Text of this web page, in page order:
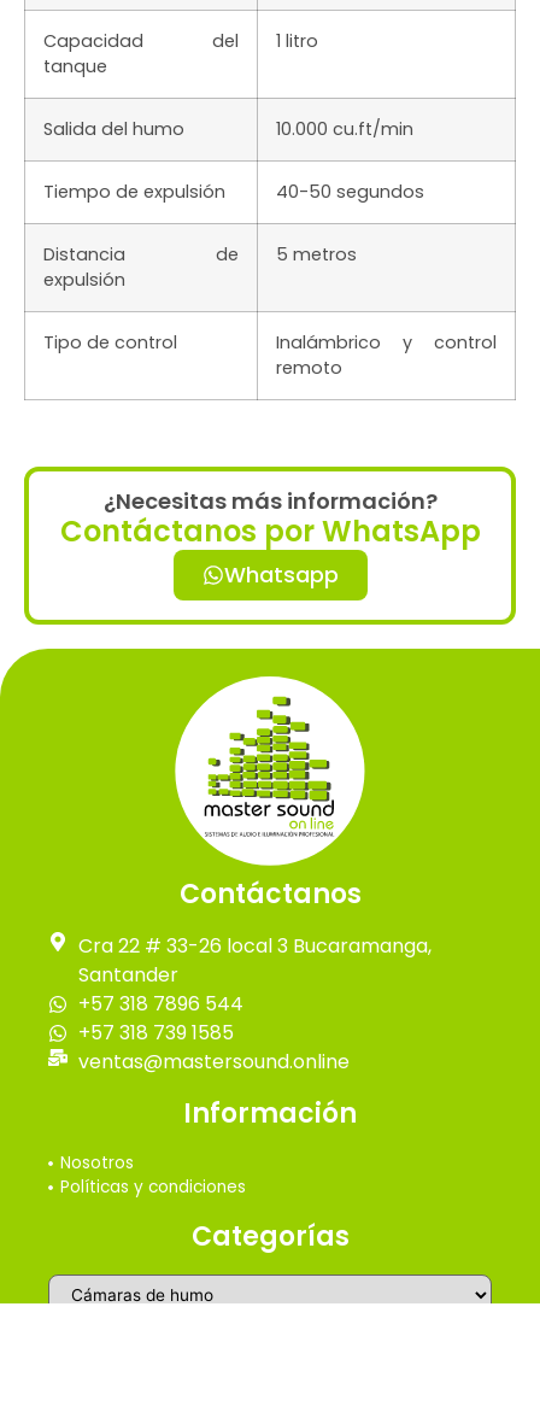
Capacidad del
tanque
1 litro
Salida del humo 10.000 cu.ft/min
Tiempo de expulsión 40-50 segundos
Distancia de
expulsión
5 metros
Tipo de control
Inalámbrico y control
remoto
¿Necesitas más información?
Contáctanos por WhatsApp
Whatsapp
Contáctanos
Cra 22 # 33-26 local 3 Bucaramanga,
Santander
+57 318 7896 544
+57 318 739 1585
ventas@mastersound.online
Información
Nosotros
Políticas y condiciones
Categorías